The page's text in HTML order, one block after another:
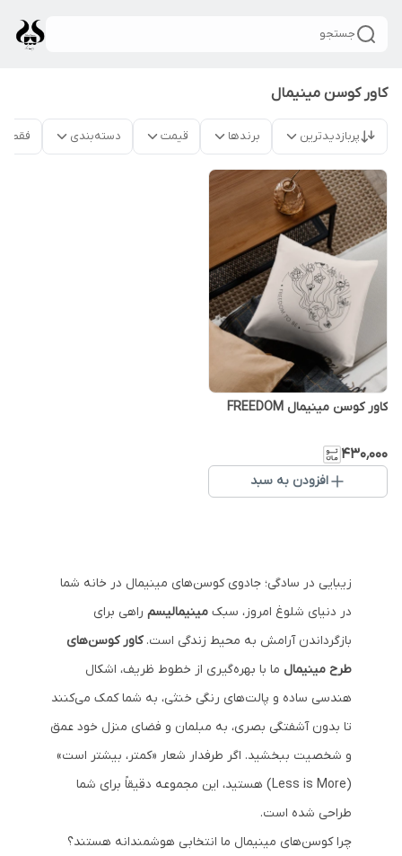
جستجو
کاور کوسن مینیمال
پربازدیدترین برندها قیمت دسته‌بندی فقط
کاور کوسن مینیمال FREEDOM
۴۳۰٬۰۰۰
افزودن به سبد
زیبایی در سادگی؛ جادوی کوسن‌های مینیمال در خانه شما
در دنیای شلوغ امروز، سبک مینیمالیسم راهی برای
بازگرداندن آرامش به محیط زندگی است.کاور کوسن‌های
طرح مینیمال ما با بهره‌گیری از خطوط ظریف، اشکال
هندسی ساده و پالت‌های رنگی خنثی، به شما کمک می‌کنند
تا بدون آشفتگی بصری، به مبلمان و فضای منزل خود عمق
و شخصیت ببخشید. اگر طرفدار شعار «کمتر، بیشتر است»
(Less is More) هستید، این مجموعه دقیقاً برای شما
طراحی شده است.
چرا کوسن‌های مینیمال ما انتخابی هوشمندانه هستند؟